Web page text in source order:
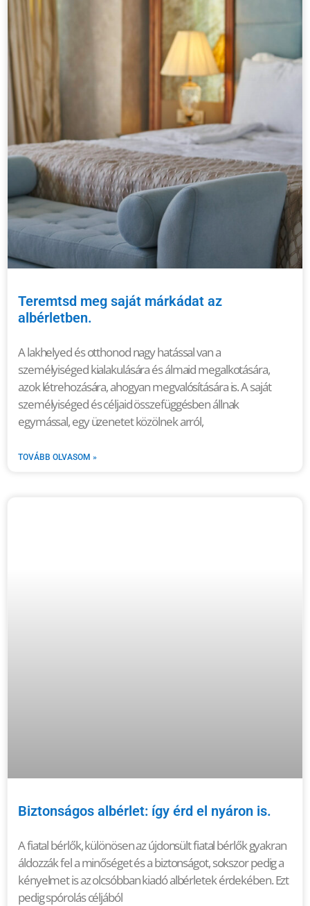
Teremtsd meg saját márkádat az
albérletben.
A lakhelyed és otthonod nagy hatással van a
személyiséged kialakulására és álmaid megalkotására,
azok létrehozására, ahogyan megvalósítására is. A saját
személyiséged és céljaid összefüggésben állnak
egymással, egy üzenetet közölnek arról,
TOVÁBB OLVASOM »
Biztonságos albérlet: így érd el nyáron is.
A fiatal bérlők, különösen az újdonsült fiatal bérlők gyakran
áldozzák fel a minőséget és a biztonságot, sokszor pedig a
kényelmet is az olcsóbban kiadó albérletek érdekében. Ezt
pedig spórolás céljából